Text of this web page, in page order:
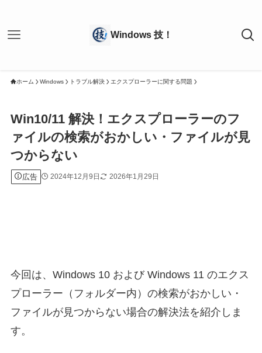
ホーム Windows トラブル解決 エクスプローラーに関する問題
Win10/11 解決！エクスプローラーのフ
ァイルの検索がおかしい・ファイルが見
つからない
広告 2024年12月9日 2026年1月29日
今回は、Windows 10 および Windows 11 のエクス
プローラー（フォルダー内）の検索がおかしい・
ファイルが見つからない場合の解決法を紹介しま
す。